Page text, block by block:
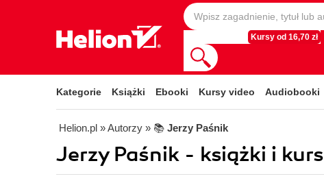
Kursy od 16,70 zł
Kategorie Książki Ebooki Kursy video Audiobooki
Helion.pl » Autorzy » 📚 Jerzy Paśnik
Jerzy Paśnik - książki i